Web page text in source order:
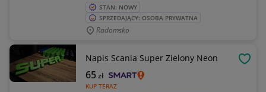
STAN: NOWY
SPRZEDAJĄCY: OSOBA PRYWATNA
Radomsko
Napis Scania Super Zielony Neon
KUP TERAZ
65zł